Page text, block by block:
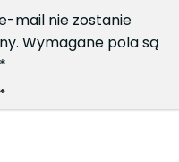
mail nie zostanie
Wymagane pola są
*
*